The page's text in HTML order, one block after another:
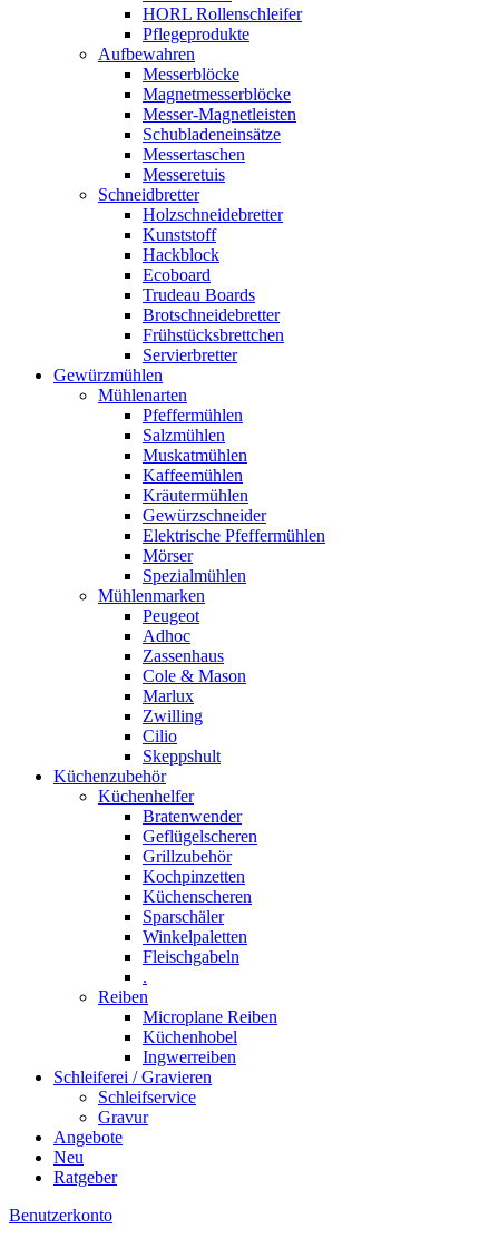
HORL Rollenschleifer
Pflegeprodukte
Aufbewahren
Messerblöcke
Magnetmesserblöcke
Messer-Magnetleisten
Schubladeneinsätze
Messertaschen
Messeretuis
Schneidbretter
Holzschneidebretter
Kunststoff
Hackblock
Ecoboard
Trudeau Boards
Brotschneidebretter
Frühstücksbrettchen
Servierbretter
Gewürzmühlen
Mühlenarten
Pfeffermühlen
Salzmühlen
Muskatmühlen
Kaffeemühlen
Kräutermühlen
Gewürzschneider
Elektrische Pfeffermühlen
Mörser
Spezialmühlen
Mühlenmarken
Peugeot
Adhoc
Zassenhaus
Cole & Mason
Marlux
Zwilling
Cilio
Skeppshult
Küchenzubehör
Küchenhelfer
Bratenwender
Geflügelscheren
Grillzubehör
Kochpinzetten
Küchenscheren
Sparschäler
Winkelpaletten
Fleischgabeln
.
Reiben
Microplane Reiben
Küchenhobel
Ingwerreiben
Schleiferei / Gravieren
Schleifservice
Gravur
Angebote
Neu
Ratgeber
Benutzerkonto